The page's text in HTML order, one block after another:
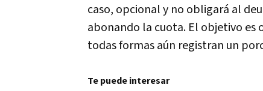
caso, opcional y no obligará al
abonando la cuota. El objetivo es
todas formas aún registran un
Te puede interesar